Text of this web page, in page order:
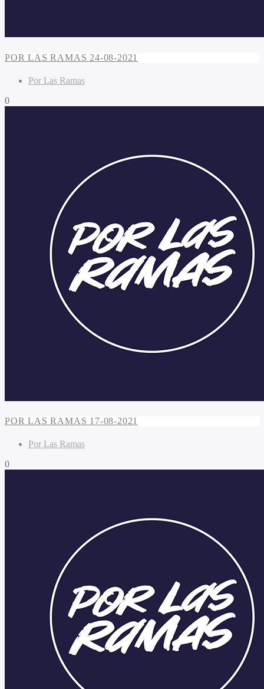
POR LAS RAMAS 24-08-2021
Por Las Ramas
0
POR LAS RAMAS 17-08-2021
Por Las Ramas
0